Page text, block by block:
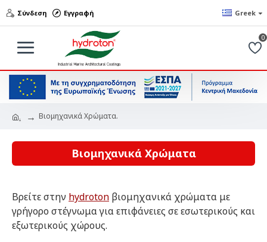
Σύνδεση Εγγραφή Greek
0
. Βιομηχανικά Χρώματα.
Βιομηχανικά Χρώματα
Βρείτε στην hydroton βιομηχανικά χρώματα με
γρήγορο στέγνωμα για επιφάνειες σε εσωτερικούς και
εξωτερικούς χώρους.